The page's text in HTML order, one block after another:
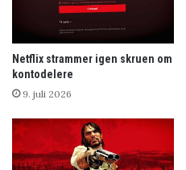
Netflix strammer igen skruen om
kontodelere
9. juli 2026